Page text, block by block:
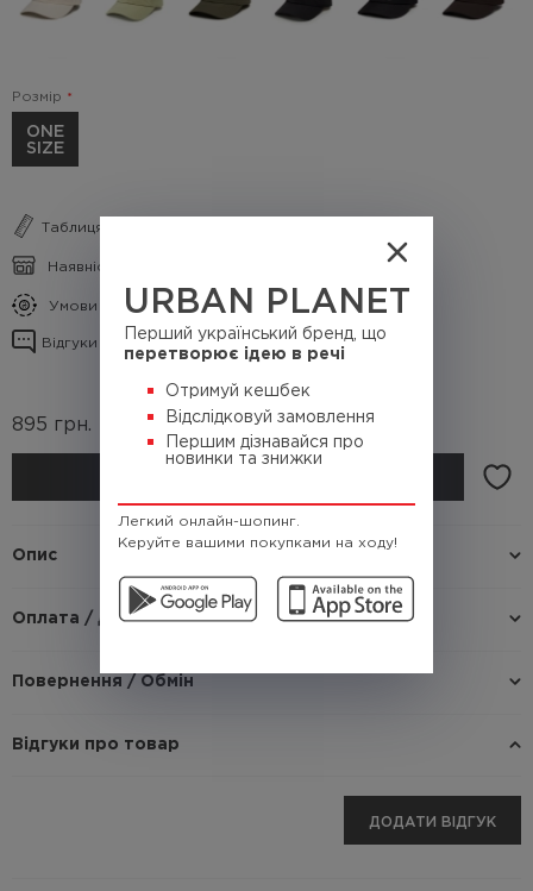
URBAN PLANET
Перший український бренд, що
перетворює ідею в речі
Отримуй кешбек
Відслідковуй замовлення
Першим дізнавайся про
новинки та знижки
Легкий онлайн-шопинг.
Керуйте вашими покупками на ходу!
Розмір
ONE
SIZE
Таблиця розмірів
Наявність в магазинах
Умови кешбеку
Відгуки про товар
895 грн. (Кешбек 89.5 грн.)
Опис
Оплата / доставка
Повернення / Обмін
Відгуки про товар
ДОДАТИ ВІДГУК